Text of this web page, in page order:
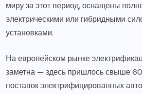
миру за этот период, оснащены
электрическими или гибридными
установками.
На европейском рынке
заметна — здесь пришлось свыше
поставок электрифицированных